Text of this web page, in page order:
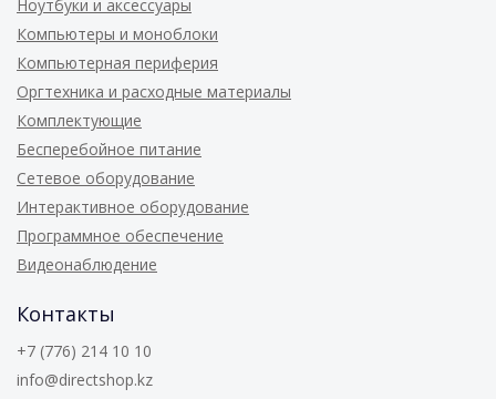
Ноутбуки и аксессуары
Компьютеры и моноблоки
Компьютерная периферия
Оргтехника и расходные материалы
Комплектующие
Бесперебойное питание
Сетевое оборудование
Интерактивное оборудование
Программное обеспечение
Видеонаблюдение
Контакты
+7 (776) 214 10 10
info@directshop.kz